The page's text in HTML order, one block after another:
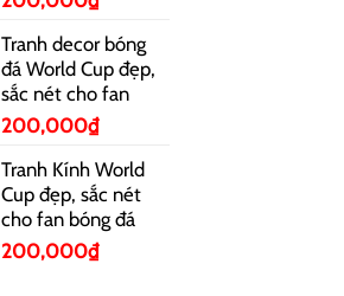
Tranh decor bóng
đá World Cup đẹp,
sắc nét cho fan
200,000₫
Tranh Kính World
Cup đẹp, sắc nét
cho fan bóng đá
200,000₫